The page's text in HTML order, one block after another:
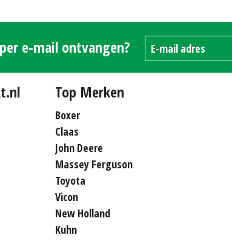
e-mail ontvangen?
Top Merken
Boxer
Claas
John Deere
Massey Ferguson
Toyota
Vicon
New Holland
Kuhn